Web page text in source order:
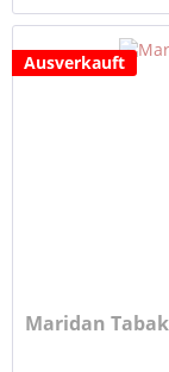
Ausverkauft
Maridan